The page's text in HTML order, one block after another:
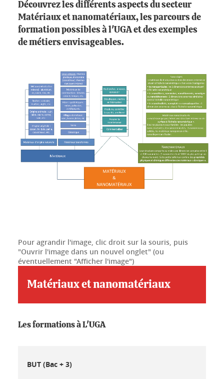
Découvrez les différents aspects du secteur
Matériaux et nanomatériaux, les parcours de
formation possibles à l'UGA et des exemples
de métiers envisageables.
Pour agrandir l'image, clic droit sur la souris, puis
"Ouvrir l'image dans un nouvel onglet" (ou
éventuellement "Afficher l'image")
Matériaux et nanomatériaux
Les formations à L'UGA
BUT (Bac + 3)